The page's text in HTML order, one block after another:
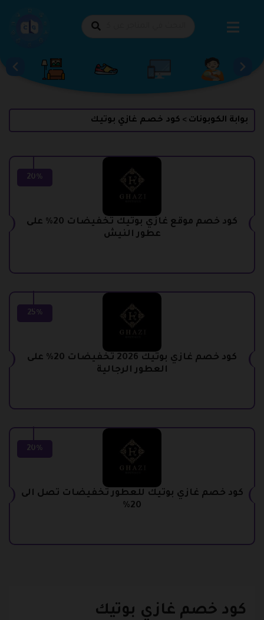
بوابة الكوبونات > كود خصم غازي بوتيك
20%
كود خصم موقع غازي بوتيك تخفيضات 20% على
عطور النيش
25%
كود خصم غازي بوتيك 2026 تخفيضات 20% على
العطور الرجالية
20%
كود خصم غازي بوتيك للعطور تخفيضات تصل الى
20%
كود خصم غازي بوتيك